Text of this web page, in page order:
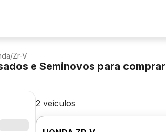
/Zr-V
e Seminovos para comprar
2 veículos